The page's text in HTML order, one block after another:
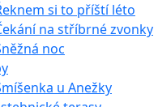
si to příští léto
na stříbrné zvonky
noc
u Anežky